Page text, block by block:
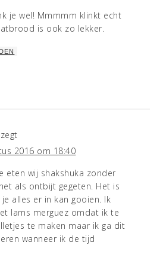
je wel! Mmmmm klinkt echt
is ook zo lekker.
zegt
2016 om 18:40
eten wij shakshuka zonder
als ontbijt gegeten. Het is
alles er in kan gooien. Ik
lams merguez omdat ik te
te maken maar ik ga dit
wanneer ik de tijd